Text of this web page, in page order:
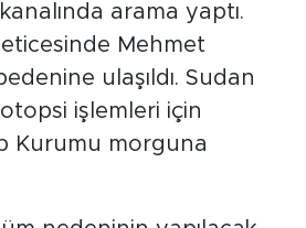
arama yaptı.
Mehmet
ulaşıldı. Sudan
işlemleri için
Kurumu morguna